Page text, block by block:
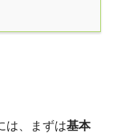
は、まずは基本